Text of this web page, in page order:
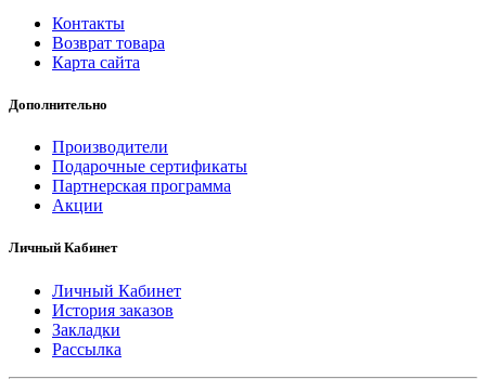
Контакты
Возврат товара
Карта сайта
Дополнительно
Производители
Подарочные сертификаты
Партнерская программа
Акции
Личный Кабинет
Личный Кабинет
История заказов
Закладки
Рассылка